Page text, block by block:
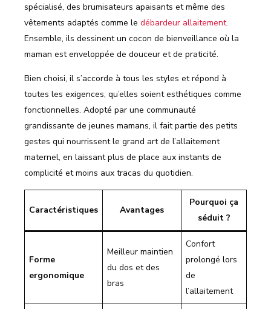
spécialisé, des brumisateurs apaisants et même des
vêtements adaptés comme le débardeur allaitement.
Ensemble, ils dessinent un cocon de bienveillance où la
maman est enveloppée de douceur et de praticité.
Bien choisi, il s’accorde à tous les styles et répond à
toutes les exigences, qu’elles soient esthétiques comme
fonctionnelles. Adopté par une communauté
grandissante de jeunes mamans, il fait partie des petits
gestes qui nourrissent le grand art de l’allaitement
maternel, en laissant plus de place aux instants de
complicité et moins aux tracas du quotidien.
Caractéristiques Avantages
Pourquoi ça
séduit ?
Forme
ergonomique
Meilleur maintien
du dos et des
bras
Confort
prolongé lors
de
l’allaitement